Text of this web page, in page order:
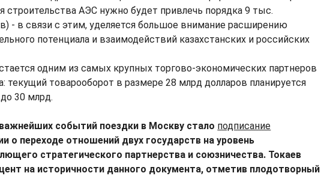
строительства АЭС нужно будет привлечь порядка 9 тыс.
- в связи с этим, уделяется большое внимание расширению
потенциала и взаимодействий казахстанских и российских
одним из самых крупных торгово-экономических партнеров
текущий товарооборот в размере 28 млрд долларов планируется
30 млрд.
событий поездки в Москву стало подписание
о переходе отношений двух государств на уровень
стратегического партнерства и союзничества. Токаев
на историчности данного документа, отметив плодотворный